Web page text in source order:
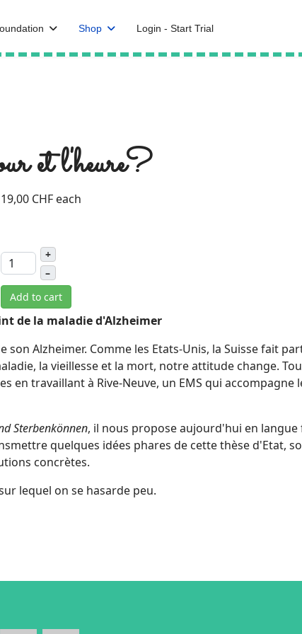
Shop Login - Start Trial
et l'heure?
19,00 CHF each
+
–
Add to cart
de la maladie d'Alzheimer
Alzheimer. Comme les Etats-Unis, la Suisse fait
la vieillesse et la mort, notre attitude change.
en travaillant à Rive-Neuve, un EMS qui accompagne
Sterbenkönnen, il nous propose aujourd'hui en langue
quelques idées phares de cette thèse d'Etat,
concrètes.
lequel on se hasarde peu.